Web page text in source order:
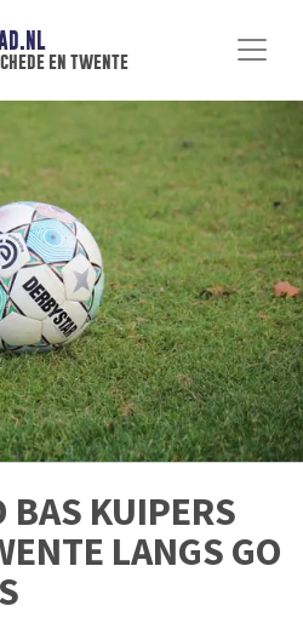
en twente
BAS KUIPERS
LANGS GO